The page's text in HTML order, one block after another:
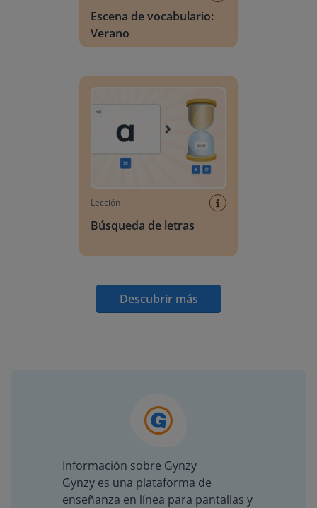
Escena de vocabulario:
Verano
Lección
Búsqueda de letras
Descubrir más
Información sobre Gynzy
Gynzy es una plataforma de
enseñanza en línea para pantallas y